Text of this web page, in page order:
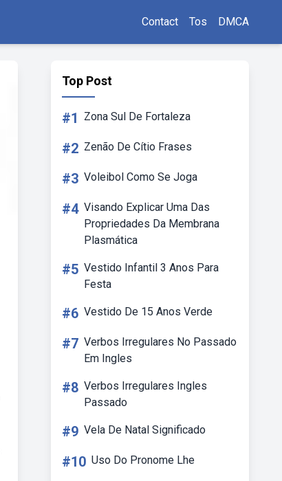
Contact Tos DMCA
Top Post
#1 Zona Sul De Fortaleza
#2 Zenão De Cítio Frases
#3 Voleibol Como Se Joga
#4 Visando Explicar Uma Das
Propriedades Da Membrana
Plasmática
#5 Vestido Infantil 3 Anos Para
Festa
#6 Vestido De 15 Anos Verde
#7 Verbos Irregulares No Passado
Em Ingles
#8 Verbos Irregulares Ingles
Passado
#9 Vela De Natal Significado
#10 Uso Do Pronome Lhe